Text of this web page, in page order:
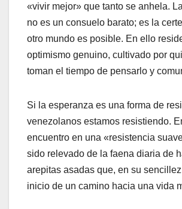
«vivir mejor» que tanto se anhela.
no es un consuelo barato; es la
otro mundo es posible. En ello
optimismo genuino, cultivado por
toman el tiempo de pensarlo y
​Si la esperanza es una forma de
venezolanos estamos resistiendo.
encuentro en una «resistencia
sido relevado de la faena diaria de
arepitas asadas que, en su
inicio de un camino hacia una vida